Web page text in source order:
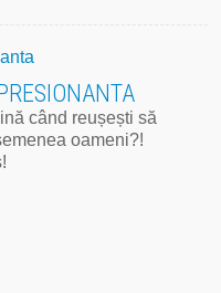
când reușești să
oameni?!